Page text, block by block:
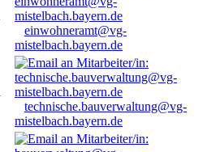
einwohneramt@vg-
mistelbach.bayern.de
technische.bauverwaltung@vg-
mistelbach.bayern.de